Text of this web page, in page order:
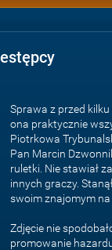
Sprawa z przed kilku
ona praktycznie
Piotrkowa
Pan Marcin
ruletki. Nie stawiał
innych graczy.
swoim znajomym na
Zdjęcie nie
promowanie